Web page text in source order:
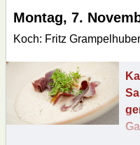
Montag, 7.
Koch: Fritz Grampelhuber